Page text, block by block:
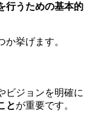
行うための基本的
か挙げます。
ビジョンを明確に
とが重要です。